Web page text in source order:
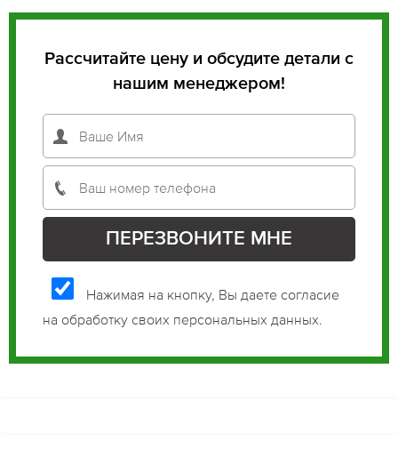
Рассчитайте цену и обсудите детали с
нашим менеджером!
Нажимая на кнопку, Вы даете согласие
на обработку своих персональных данных.